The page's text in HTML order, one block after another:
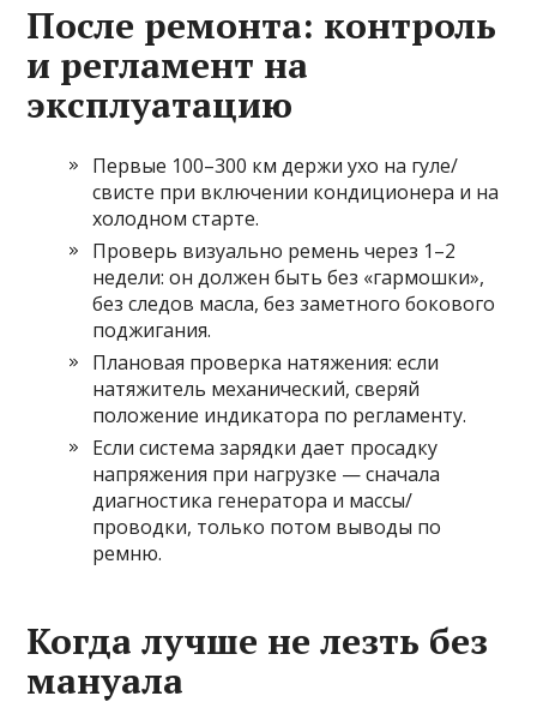
После ремонта: контроль
и регламент на
эксплуатацию
Первые 100–300 км держи ухо на гуле/
свисте при включении кондиционера и на
холодном старте.
Проверь визуально ремень через 1–2
недели: он должен быть без «гармошки»,
без следов масла, без заметного бокового
поджигания.
Плановая проверка натяжения: если
натяжитель механический, сверяй
положение индикатора по регламенту.
Если система зарядки дает просадку
напряжения при нагрузке — сначала
диагностика генератора и массы/
проводки, только потом выводы по
ремню.
Когда лучше не лезть без
мануала